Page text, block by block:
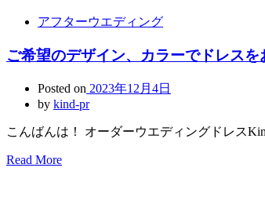
アフターウエディング
ご希望のデザイン、カラーでドレスを
Posted on 2023年12月4日
by kind-pr
こんばんは！ オーダーウエディングドレス
Read More